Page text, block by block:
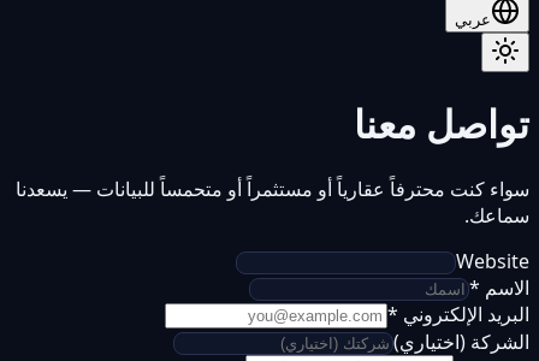
عربي
تواصل معنا
سواء كنت محترفاً عقارياً أو مستثمراً أو متحمساً للبيانات — يسعدنا
سماعك.
Website
الاسم *
البريد الإلكتروني *
الشركة (اختياري)